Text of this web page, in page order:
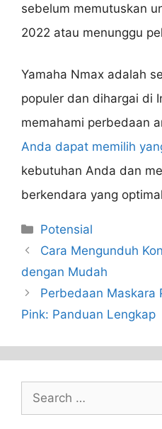
sebelum memutuskan
2022 atau menunggu
Yamaha Nmax adalah
populer dan dihargai di
memahami perbedaan
Anda dapat memilih
kebutuhan Anda dan
berkendara yang
Categories
Potensial
Cara Mengunduh
dengan Mudah
Perbedaan Maskara
Pink: Panduan Lengkap
Search
for: